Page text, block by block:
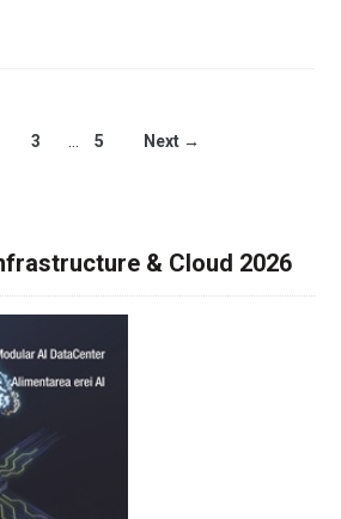
3 5 Next →
& Cloud 2026